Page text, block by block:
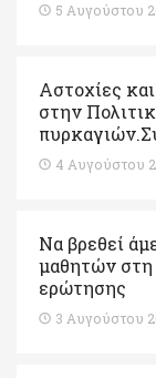
5 Αυγούστου
Αστοχίες
στην
4 Αυγούστου
Να βρεθεί
μαθητών
ερώτησης
3 Αυγούστου